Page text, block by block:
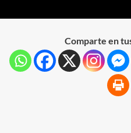
Comparte en